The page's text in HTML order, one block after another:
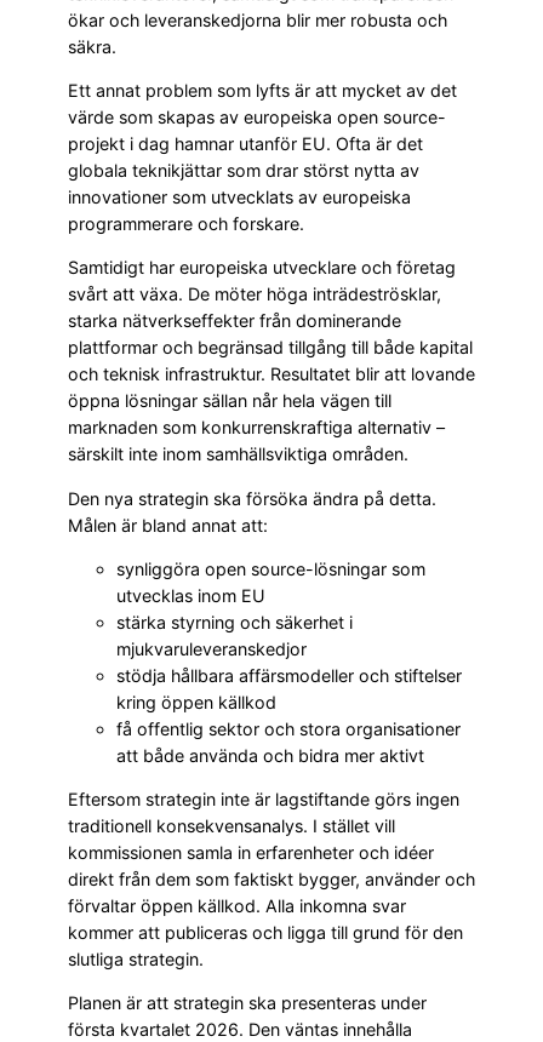
ökar och leveranskedjorna blir mer robusta och
säkra.
Ett annat problem som lyfts är att mycket av det
värde som skapas av europeiska open source-
projekt i dag hamnar utanför EU. Ofta är det
globala teknikjättar som drar störst nytta av
innovationer som utvecklats av europeiska
programmerare och forskare.
Samtidigt har europeiska utvecklare och företag
svårt att växa. De möter höga inträdeströsklar,
starka nätverkseffekter från dominerande
plattformar och begränsad tillgång till både kapital
och teknisk infrastruktur. Resultatet blir att lovande
öppna lösningar sällan når hela vägen till
marknaden som konkurrenskraftiga alternativ –
särskilt inte inom samhällsviktiga områden.
Den nya strategin ska försöka ändra på detta.
Målen är bland annat att:
synliggöra open source-lösningar som
utvecklas inom EU
stärka styrning och säkerhet i
mjukvaruleveranskedjor
stödja hållbara affärsmodeller och stiftelser
kring öppen källkod
få offentlig sektor och stora organisationer
att både använda och bidra mer aktivt
Eftersom strategin inte är lagstiftande görs ingen
traditionell konsekvensanalys. I stället vill
kommissionen samla in erfarenheter och idéer
direkt från dem som faktiskt bygger, använder och
förvaltar öppen källkod. Alla inkomna svar
kommer att publiceras och ligga till grund för den
slutliga strategin.
Planen är att strategin ska presenteras under
första kvartalet 2026. Den väntas innehålla